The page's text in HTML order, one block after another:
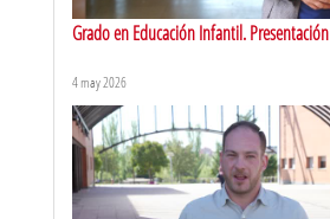
Grado en Educación Infantil. Presentación
4 may 2026